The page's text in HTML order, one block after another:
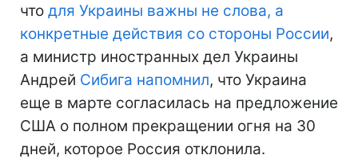
что для Украины важны не слова, а
конкретные действия со стороны России,
а министр иностранных дел Украины
Андрей Сибига напомнил, что Украина
еще в марте согласилась на предложение
США о полном прекращении огня на 30
дней, которое Россия отклонила.